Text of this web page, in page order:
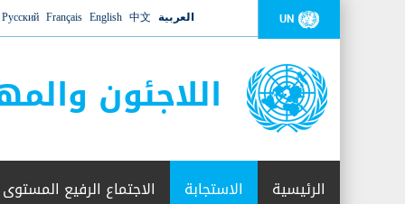
UN العربية 中文
English
Français
Русский
اللاجئون
الرئيسية الاستجابة الاجتماع الرفيع المستوى